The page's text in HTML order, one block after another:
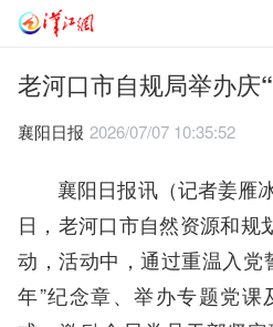
老河口市自规局举办庆
襄阳日报 2026/07/07 10:35:52
襄阳日报讯（记者姜雁
日，老河口市自然资源和规
动，活动中，通过重温入党
年”纪念章、举办专题党